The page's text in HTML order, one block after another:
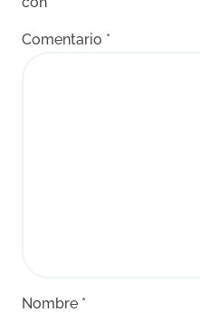
Comentario *
Nombre *